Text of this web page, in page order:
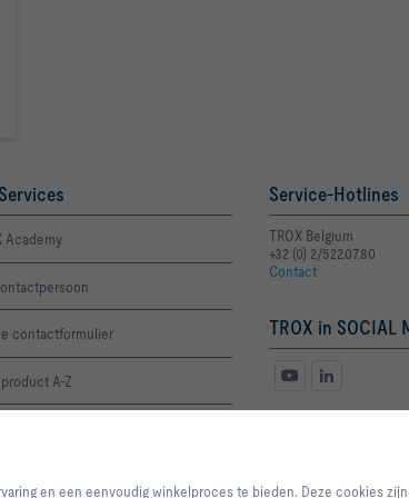
Academy
contactformulier
A-Z
Service-Hotlines
TROX Belgium
+32 (0) 2/522.07.80
Contact
TROX in SOCIAL
en een eenvoudig winkelproces te bieden. Deze cookies